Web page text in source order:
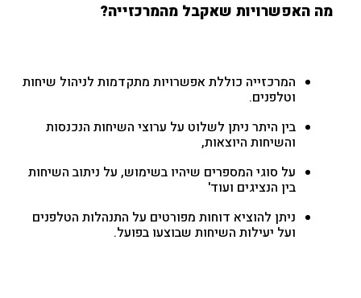
מה האפשרויות שאקבל מהמרכזייה?
המרכזייה כוללת אפשרויות מתקדמות לניהול שיחות
וטלפנים.
בין היתר ניתן לשלוט על ערוצי השיחות הנכנסות
והשיחות היוצאות,
על סוגי המספרים שיהיו בשימוש, על ניתוב השיחות
בין הנציגים ועוד'
ניתן להוציא דוחות מפורטים על התנהלות הטלפנים
ועל יעילות השיחות שבוצעו בפועל.